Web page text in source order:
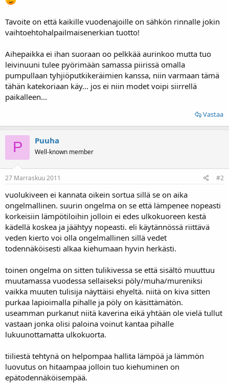
Tavoite on että kaikille vuodenajoille on sähkön rinnalle jokin
vaihtoehtohalpailmaisenerkian tuotto!
Aihepaikka ei ihan suoraan oo pelkkää aurinkoo mutta tuo
leivinuuni tulee pyörimään samassa piirissä omalla
pumpullaan tyhjiöputkikeräimien kanssa, niin varmaan tämä
tähän katekoriaan käy... jos ei niin modet voipi siirrellä
paikalleen...
Vastaa
P Puuha
Well-known member
27 Marraskuu 2011 #2
vuolukiveen ei kannata oikein sortua sillä se on aika
ongelmallinen. suurin ongelma on se että lämpenee nopeasti
korkeisiin lämpötiloihin jolloin ei edes ulkokuoreen kestä
kädellä koskea ja jäähtyy nopeasti. eli käytännössä riittävä
veden kierto voi olla ongelmallinen sillä vedet
todennäköisesti alkaa kiehumaan hyvin herkästi.
toinen ongelma on sitten tulikivessa se että sisältö muuttuu
muutamassa vuodessa sellaiseksi pöly/muha/mureniksi
vaikka muuten tulisija näyttäisi ehyeltä. niitä on kiva sitten
purkaa lapioimalla pihalle ja pöly on käsittämätön.
useamman purkanut niitä kaverina eikä yhtään ole vielä tullut
vastaan jonka olisi paloina voinut kantaa pihalle
lukuunottamatta ulkokuorta.
tiiliestä tehtynä on helpompaa hallita lämpöä ja lämmön
luovutus on hitaampaa jolloin tuo kiehuminen on
epätodennäköisempää.